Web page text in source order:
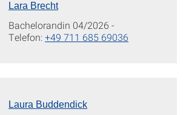
Lara Brecht
Bachelorandin 04/2026 -
Telefon:+49 711 685 69036
Laura Buddendick